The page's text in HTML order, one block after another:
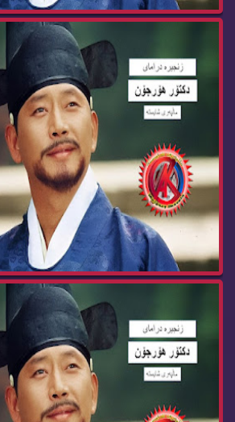
زنجیره‌ درامای دكتۆر هۆرجۆن ئه‌ڵقه‌ی 71 dktor h...